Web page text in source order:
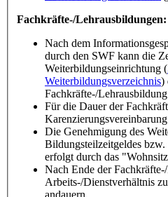
Fachkräfte-/Lehrausbildungen:
Nach dem
durch den SWF kann die
Weiterbildungseinrichtung (
Weiterbildungsverzeichnis)
Fachkräfte-/
Für die Dauer der
Die Genehmigung des
Bildungsteilzeitgeldes
erfolgt durch das
Nach Ende der
Arbeits-/Dienstverhältnis
andauern.